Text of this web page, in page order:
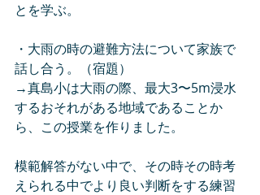
とを学ぶ。
・大雨の時の避難方法について家族で
話し合う。（宿題）
→真島小は大雨の際、最大3〜5m浸水
するおそれがある地域であることか
ら、この授業を作りました。
模範解答がない中で、その時その時考
えられる中でより良い判断をする練習